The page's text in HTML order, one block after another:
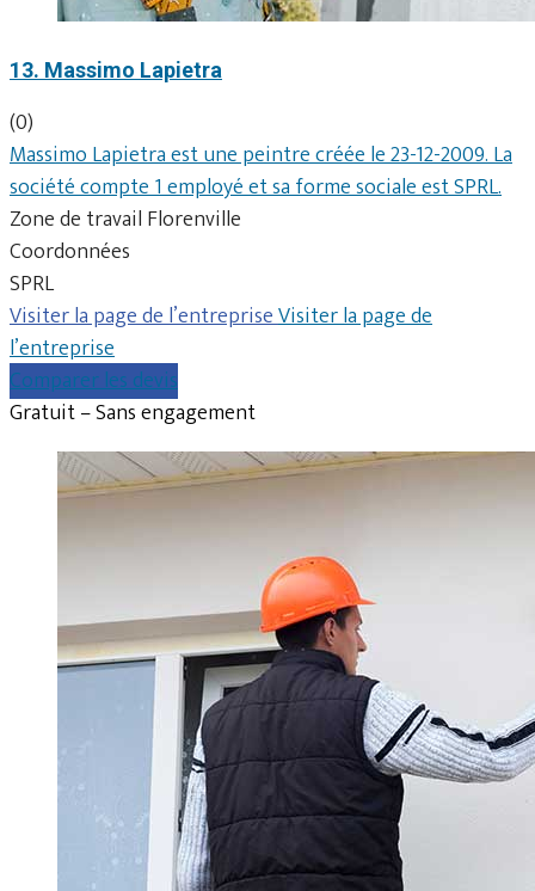
13. Massimo Lapietra
(0)
Massimo Lapietra est une peintre créée le 23-12-2009. La
société compte 1 employé et sa forme sociale est SPRL.
Zone de travail Florenville
Coordonnées
SPRL
Visiter la page de l’entrepriseVisiter la page de
l’entreprise
Comparer les devis
Gratuit – Sans engagement